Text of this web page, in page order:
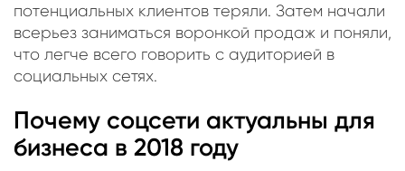
потенциальных клиентов теряли. Затем начали
всерьез заниматься воронкой продаж и поняли,
что легче всего говорить с аудиторией в
социальных сетях.
Почему соцсети актуальны для
бизнеса в 2018 году